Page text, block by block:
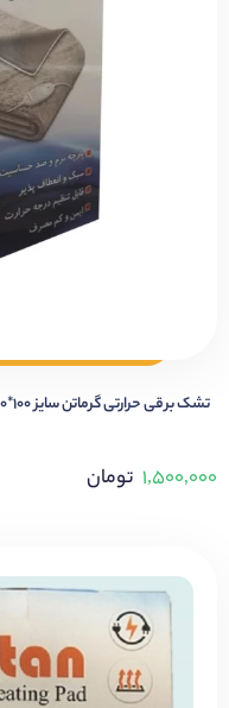
تشک برقی حرارتی گرماتن سایز ۱۰۰*۷۰
۱,۵۰۰,۰۰۰ تومان